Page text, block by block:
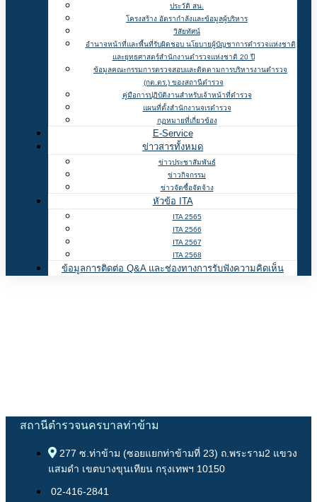
ประวัติ สน.
โครงสร้าง อัตรากำลังและข้อมูลผู้บริหาร
วิสัยทัศน์
อำนาจหน้าที่และพื้นที่รับผิดชอบ นโยบายผู้บัญชาการตำรวจแห่งชาติ
และยุทธศาสตร์สำนักงานตำรวจแห่งชาติ 20 ปี
ข้อมูลคณะกรรมการตรวจสอบและติดตามการบริหารงานตำรวจ
(กต.ตร.) ของสถานีตำรวจ
คู่มือการปฏิบัติงานสำหรับเจ้าหน้าที่ตำรวจ
แผนที่ตั้งสำนักงานจเรตำรวจ
กฏหมายที่เกี่ยวข้อง
E-Service
ข่าวสารทั้งหมด
ข่าวประชาสัมพันธ์
ข่าวกิจกรรม
ข่าวจัดซื้อจัดจ้าง
หัวข้อ ITA
ITA 2565
ITA 2566
ITA 2567
ITA 2568
ข้อมูลการติดต่อ Q&A และช่องทางการรับฟังความคิดเห็น
สถานีตำรวจนครบาลท่าข้าม
277 ซ.ท่าข้าม (ซอยแยกท่าข้ามที่ 23) ถ.พระราม2 แขวง
แสมดำ เขตบางขุนเทียน กรุงเทพฯ 10150
02-416-2841